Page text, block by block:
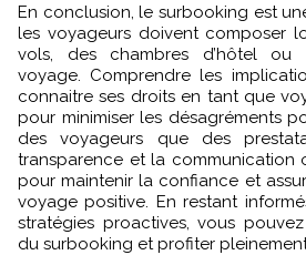
En conclusion, le surbooking est
les voyageurs doivent composer
vols, des chambres d’hôtel ou
voyage. Comprendre les
connaitre ses droits en tant que
pour minimiser les désagréments
des voyageurs que des
transparence et la communication
pour maintenir la confiance et
voyage positive. En restant
stratégies proactives, vous
du surbooking et profiter